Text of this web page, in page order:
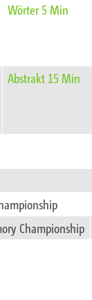
Wörter 5 Min
Abstrakt 15 Min
Championship